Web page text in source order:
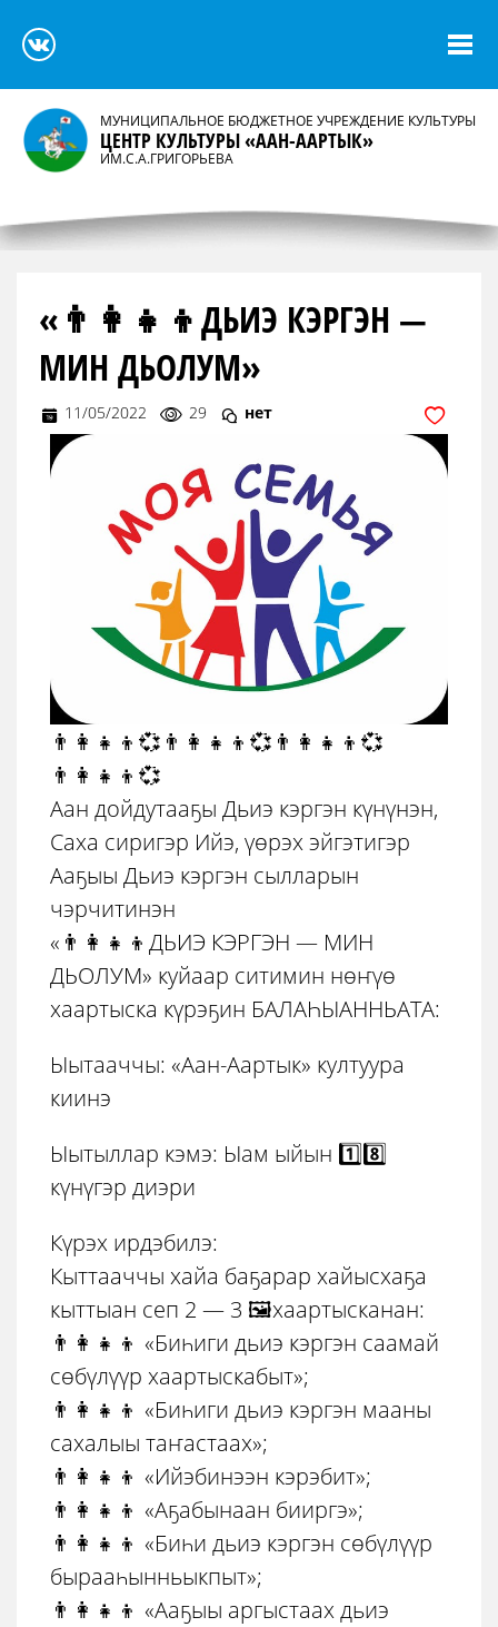
МУНИЦИПАЛЬНОЕ БЮДЖЕТНОЕ УЧРЕЖДЕНИЕ КУЛЬТУРЫ
ЦЕНТР КУЛЬТУРЫ «ААН-ААРТЫК»
ИМ.С.А.ГРИГОРЬЕВА
«👨‍👩‍👧‍👦ДЬИЭ КЭРГЭН —
МИН ДЬОЛУМ»
11/05/2022 29 нет
👨‍👩‍👧‍👦💞👨‍👩‍👧‍👦💞👨‍👩‍👧‍👦💞
👨‍👩‍👧‍👦💞
Аан дойдутааҕы Дьиэ кэргэн күнүнэн,
Саха сиригэр Ийэ, үөрэх эйгэтигэр
Ааҕыы Дьиэ кэргэн сылларын
чэрчитинэн
«👨‍👩‍👧‍👦ДЬИЭ КЭРГЭН — МИН
ДЬОЛУМ» куйаар ситимин нөҥүө
хаартыска күрэҕин БАЛАҺЫАННЬАТА:
Ыытааччы: «Аан-Аартык» култуура
киинэ
Ыытыллар кэмэ: Ыам ыйын 1️⃣8️⃣
күнүгэр диэри
Күрэх ирдэбилэ:
Кыттааччы хайа баҕарар хайысхаҕа
кыттыан сеп 2 — 3 🖼️хаартысканан:
👨‍👩‍👧‍👦 «Биһиги дьиэ кэргэн саамай
сөбүлүүр хаартыскабыт»;
👨‍👩‍👧‍👦 «Биһиги дьиэ кэргэн мааны
сахалыы таҥастаах»;
👨‍👩‍👧‍👦 «Ийэбинээн кэрэбит»;
👨‍👩‍👧‍👦 «Аҕабынаан бииргэ»;
👨‍👩‍👧‍👦 «Биһи дьиэ кэргэн сөбүлүүр
бырааһынньыкпыт»;
👨‍👩‍👧‍👦 «Ааҕыы аргыстаах дьиэ